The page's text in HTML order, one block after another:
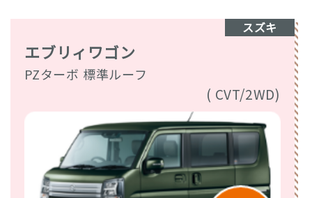
スズキ
エブリィワゴン
PZターボ 標準ルーフ
( CVT/2WD)